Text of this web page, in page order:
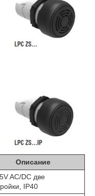
Описание
AC/DC две
IP40